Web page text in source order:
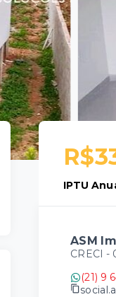
IPTU
ASM
CRECI -
(21) 9